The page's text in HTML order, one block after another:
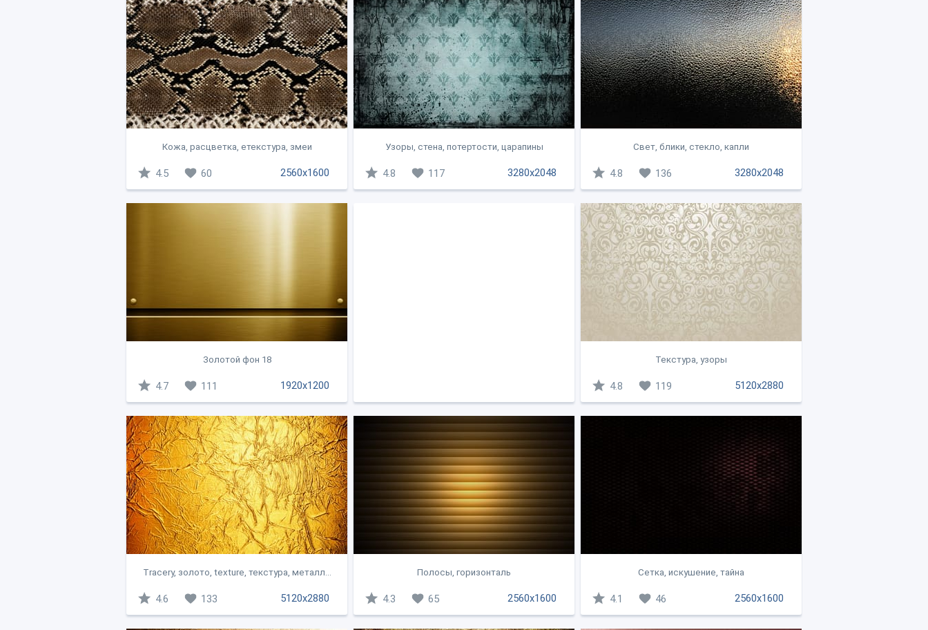
Кожа, расцветка, етекстура, змеи
2560x1600
4.5 60
Узоры, стена, потертости, царапины
3280x2048
4.8 117
Свет, блики, стекло, капли
3280x2048
4.8 136
Золотой фон 18
1920x1200
4.7 111
Текстура, узоры
5120x2880
4.8 119
Tracery, золото, texture, текстура, металл...
5120x2880
4.6 133
Полосы, горизонталь
2560x1600
4.3 65
Сетка, искушение, тайна
2560x1600
4.1 46